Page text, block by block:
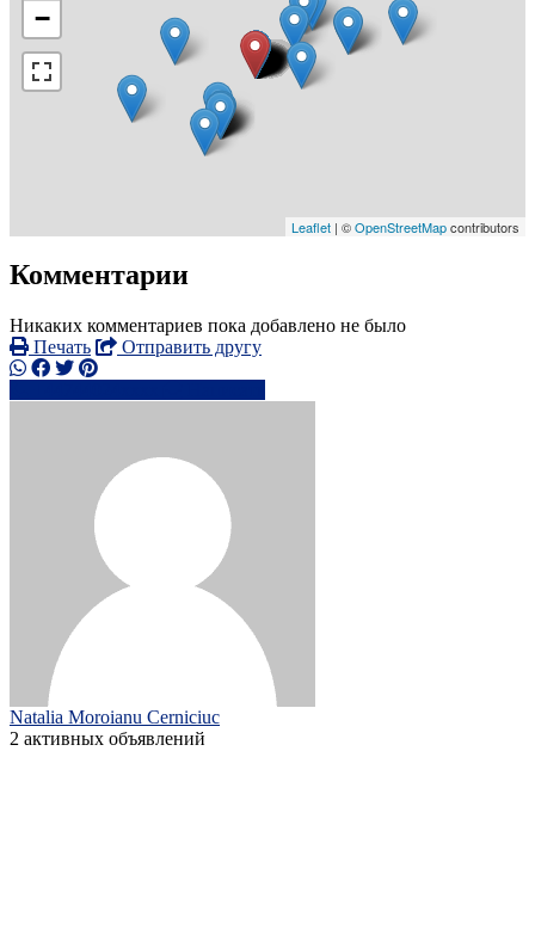
−
Leaflet | ©OpenStreetMapcontributors
Комментарии
Никаких комментариев пока добавлено не было
Печать
Отправить другу
Natalia Moroianu Cerniciuc
2 активных объявлений